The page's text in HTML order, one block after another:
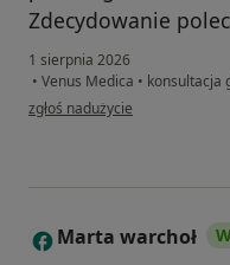
Zdecydowanie
1 sierpnia 2026
• Venus Medica • konsultacja
w opinii użytkownika Justyna
zgłoś nadużycie
M Marta warchoł